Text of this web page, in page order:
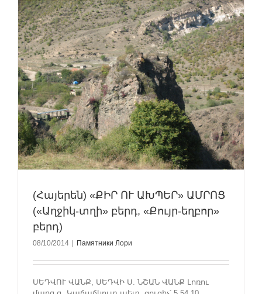
(Հայերեն) «ՔԻՐ ՈՒ ԱԽՊԵՐ» ԱՄՐՈՑ
(«Աղջիկ-տղի» բերդ, «Քույր-եղբոր»
բերդ)
08/10/2014 Памятники Лори
ՍԵԴՎՈՒ ՎԱՆՔ, ՍԵԴՎԻ Ս. ՆՇԱՆ ՎԱՆՔ Լոռու